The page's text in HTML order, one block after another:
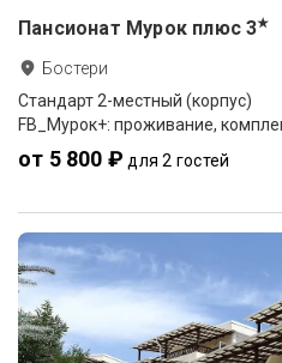
Пансионат Мурок плюс 3★
Бостери
Стандарт 2-местный (корпус)
FB_Мурок+: проживание,
от 5 800 ₽ для 2 гостей